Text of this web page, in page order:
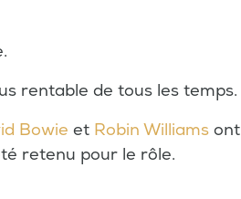
rentable de tous les temps.
Bowie et Robin Williams ont
retenu pour le rôle.